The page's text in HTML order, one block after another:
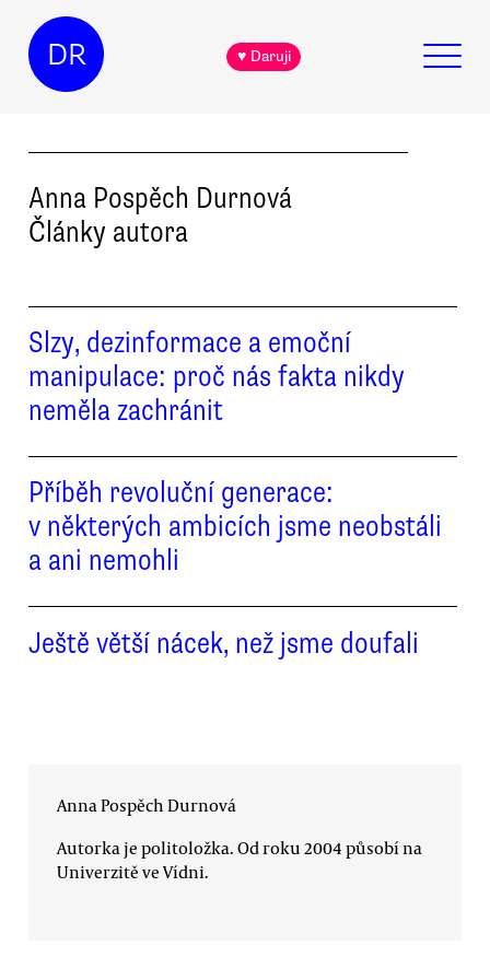
DR ♥ Daruji
Anna Pospěch Durnová
Články autora
Slzy, dezinformace a emoční
manipulace: proč nás fakta nikdy
neměla zachránit
Příběh revoluční generace:
v některých ambicích jsme neobstáli
a ani nemohli
Ještě větší nácek, než jsme doufali
Anna Pospěch Durnová
Autorka je politoložka. Od roku 2004 působí na
Univerzitě ve Vídni.